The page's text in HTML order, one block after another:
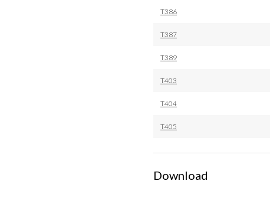
T386
T387
T389
T403
T404
T405
Download